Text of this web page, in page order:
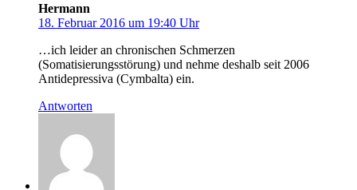
Hermann
18. Februar 2016 um 19:40 Uhr
…ich leider an chronischen Schmerzen
(Somatisierungsstörung) und nehme deshalb seit 2006
Antidepressiva (Cymbalta) ein.
Antworten